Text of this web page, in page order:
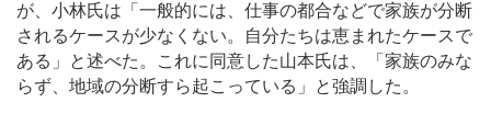
が、小林氏は「一般的には、仕事の都合などで家族が分断
されるケースが少なくない。自分たちは恵まれたケースで
ある」と述べた。これに同意した山本氏は、「家族のみな
らず、地域の分断すら起こっている」と強調した。